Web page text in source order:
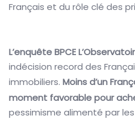
Français et du rôle clé des
L’enquête BPCE
indécision record des
immobiliers. Moins d’un
moment favorable pour
pessimisme alimenté par